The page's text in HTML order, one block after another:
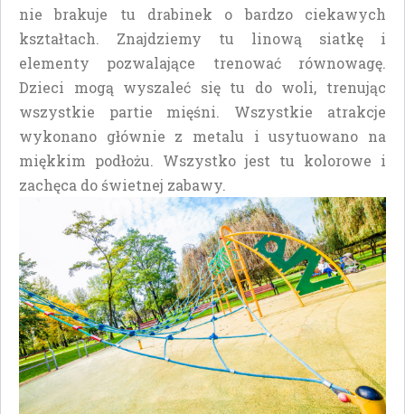
nie brakuje tu drabinek o bardzo ciekawych
kształtach. Znajdziemy tu linową siatkę i
elementy pozwalające trenować równowagę.
Dzieci mogą wyszaleć się tu do woli, trenując
wszystkie partie mięśni. Wszystkie atrakcje
wykonano głównie z metalu i usytuowano na
miękkim podłożu. Wszystko jest tu kolorowe i
zachęca do świetnej zabawy.